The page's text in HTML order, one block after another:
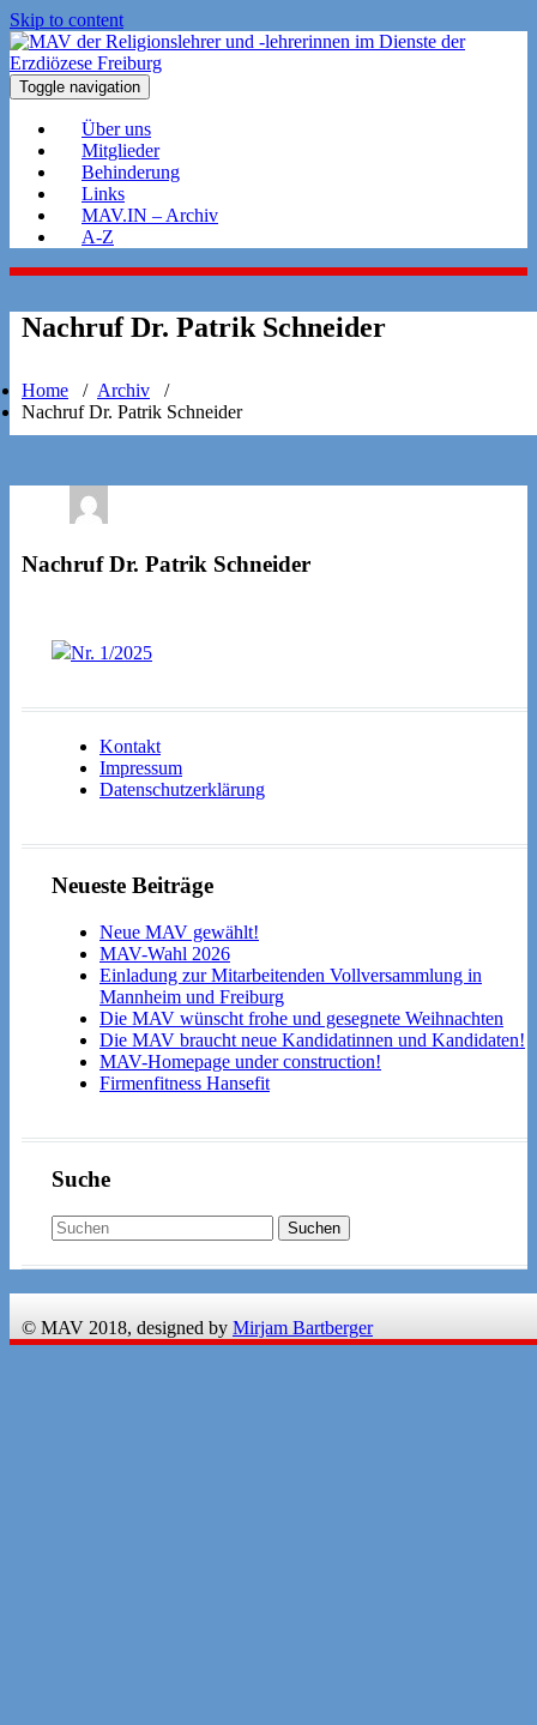
Skip to content
Toggle navigation
Über uns
Mitglieder
Behinderung
Links
MAV.IN – Archiv
A-Z
Nachruf Dr. Patrik Schneider
Home / Archiv /
Nachruf Dr. Patrik Schneider
Nachruf Dr. Patrik Schneider
Nr. 1/2025
Kontakt
Impressum
Datenschutzerklärung
Neueste Beiträge
Neue MAV gewählt!
MAV-Wahl 2026
Einladung zur Mitarbeitenden Vollversammlung in
Mannheim und Freiburg
Die MAV wünscht frohe und gesegnete Weihnachten
Die MAV braucht neue Kandidatinnen und Kandidaten!
MAV-Homepage under construction!
Firmenfitness Hansefit
Suche
© MAV 2018, designed by Mirjam Bartberger